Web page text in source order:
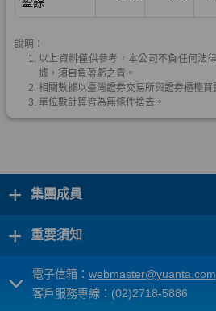
+ 集團成員
+ 重要須知
電子信箱： webmaster@yuanta.com
客戶服務專線：(02)2718-5886